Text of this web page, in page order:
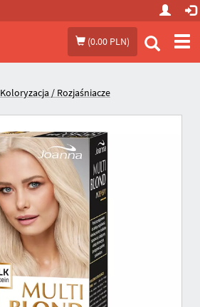
(0.00 PLN)
Koloryzacja / Rozjaśniacze